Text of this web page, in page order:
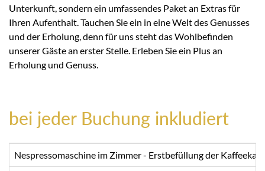
Unterkunft, sondern ein umfassendes Paket an Extras für
Ihren Aufenthalt. Tauchen Sie ein in eine Welt des Genusses
und der Erholung, denn für uns steht das Wohlbefinden
unserer Gäste an erster Stelle. Erleben Sie ein Plus an
Erholung und Genuss.
bei jeder Buchung inkludiert
Nespressomaschine im Zimmer - Erstbefüllung der